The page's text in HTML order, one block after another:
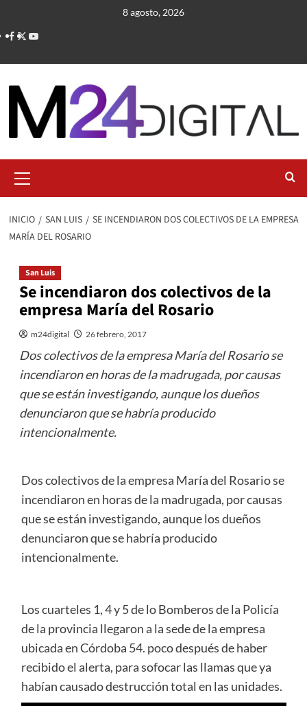
contenido
8 agosto, 2026
primario
INICIO SAN LUIS
SE INCENDIARON DOS COLECTIVOS DE LA EMPRESA
MARÍA DEL ROSARIO
San Luis
Se incendiaron dos colectivos de la
empresa María del Rosario
m24digital 26 febrero, 2017
Dos colectivos de la empresa María del Rosario se
incendiaron en horas de la madrugada, por causas
que se están investigando, aunque los dueños
denunciaron que se habría producido
intencionalmente.
Dos colectivos de la empresa María del Rosario se
incendiaron en horas de la madrugada, por causas
que se están investigando, aunque los dueños
denunciaron que se habría producido
intencionalmente.
Los cuarteles 1, 4 y 5 de lo Bomberos de la Policía
de la provincia llegaron a la sede de la empresa
ubicada en Córdoba 54. poco después de haber
recibido el alerta, para sofocar las llamas que ya
habían causado destrucción total en las unidades.